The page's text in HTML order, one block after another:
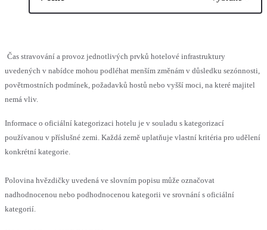
Čas stravování a provoz jednotlivých prvků hotelové infrastruktury
uvedených v nabídce mohou podléhat menším změnám v důsledku sezónnosti,
povětrnostních podmínek, požadavků hostů nebo vyšší moci, na které majitel
nemá vliv.
Informace o oficiální kategorizaci hotelu je v souladu s kategorizací
používanou v příslušné zemi. Každá země uplatňuje vlastní kritéria pro udělení
konkrétní kategorie.
Polovina hvězdičky uvedená ve slovním popisu může označovat
nadhodnocenou nebo podhodnocenou kategorii ve srovnání s oficiální
kategorií.